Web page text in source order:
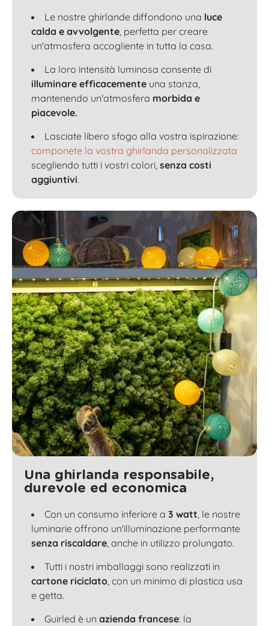
Le nostre ghirlande diffondono una luce
calda e avvolgente , perfetta per creare
un'atmosfera accogliente in tutta la casa.
La loro intensità luminosa consente di
illuminare efficacemente una stanza,
mantenendo un'atmosfera morbida e
piacevole.
Lasciate libero sfogo alla vostra ispirazione:
componete la vostra ghirlanda personalizzata
scegliendo tutti i vostri colori, senza costi
aggiuntivi.
Una ghirlanda responsabile,
durevole ed economica
Con un consumo inferiore a 3 watt , le nostre
luminarie offrono un'illuminazione performante
senza riscaldare , anche in utilizzo prolungato.
Tutti i nostri imballaggi sono realizzati in
cartone riciclato , con un minimo di plastica usa
e getta.
Guirled è un azienda francese: la